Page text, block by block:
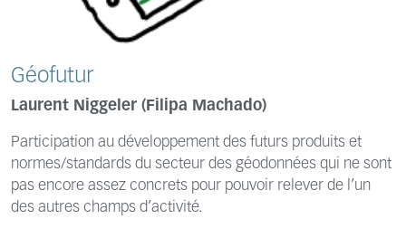
Géofutur
Laurent Niggeler (Filipa Machado)
Participation au développement des futurs produits et
normes/standards du secteur des géodonnées qui ne sont
pas encore assez concrets pour pouvoir relever de l’un
des autres champs d’activité.